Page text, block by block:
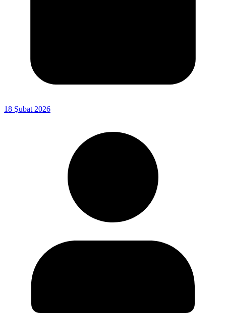
18 Şubat 2026